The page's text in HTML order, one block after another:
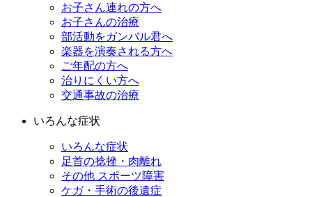
お子さん連れの方へ
お子さんの治療
部活動をガンバル君へ
楽器を演奏される方へ
ご年配の方へ
治りにくい方へ
交通事故の治療
いろんな症状
いろんな症状
足首の捻挫・肉離れ
その他 スポーツ障害
ケガ・手術の後遺症